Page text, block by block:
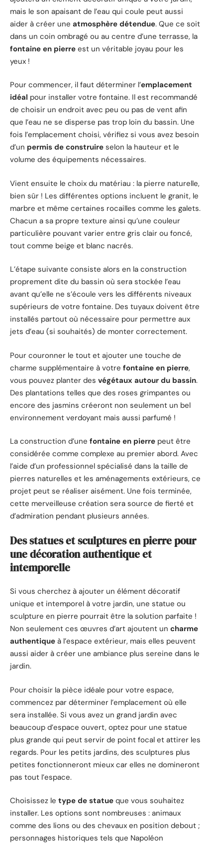
mais le son apaisant de l’eau qui coule peut aussi
aider à créer une atmosphère détendue. Que ce soit
dans un coin ombragé ou au centre d’une terrasse, la
fontaine en pierre est un véritable joyau pour les
yeux !
Pour commencer, il faut déterminer l’emplacement
idéal pour installer votre fontaine. Il est recommandé
de choisir un endroit avec peu ou pas de vent afin
que l’eau ne se disperse pas trop loin du bassin. Une
fois l’emplacement choisi, vérifiez si vous avez besoin
d’un permis de construire selon la hauteur et le
volume des équipements nécessaires.
Vient ensuite le choix du matériau : la pierre naturelle,
bien sûr ! Les différentes options incluent le granit, le
marbre et même certaines rocailles comme les galets.
Chacun a sa propre texture ainsi qu’une couleur
particulière pouvant varier entre gris clair ou foncé,
tout comme beige et blanc nacrés.
L’étape suivante consiste alors en la construction
proprement dite du bassin où sera stockée l’eau
avant qu’elle ne s’écoule vers les différents niveaux
supérieurs de votre fontaine. Des tuyaux doivent être
installés partout où nécessaire pour permettre aux
jets d’eau (si souhaités) de monter correctement.
Pour couronner le tout et ajouter une touche de
charme supplémentaire à votre fontaine en pierre,
vous pouvez planter des végétaux autour du bassin.
Des plantations telles que des roses grimpantes ou
encore des jasmins créeront non seulement un bel
environnement verdoyant mais aussi parfumé !
La construction d’une fontaine en pierre peut être
considérée comme complexe au premier abord. Avec
l’aide d’un professionnel spécialisé dans la taille de
pierres naturelles et les aménagements extérieurs, ce
projet peut se réaliser aisément. Une fois terminée,
cette merveilleuse création sera source de fierté et
d’admiration pendant plusieurs années.
Des statues et sculptures en pierre pour
une décoration authentique et
intemporelle
Si vous cherchez à ajouter un élément décoratif
unique et intemporel à votre jardin, une statue ou
sculpture en pierre pourrait être la solution parfaite !
Non seulement ces œuvres d’art ajoutent un charme
authentique à l’espace extérieur, mais elles peuvent
aussi aider à créer une ambiance plus sereine dans le
jardin.
Pour choisir la pièce idéale pour votre espace,
commencez par déterminer l’emplacement où elle
sera installée. Si vous avez un grand jardin avec
beaucoup d’espace ouvert, optez pour une statue
plus grande qui peut servir de point focal et attirer les
regards. Pour les petits jardins, des sculptures plus
petites fonctionneront mieux car elles ne domineront
pas tout l’espace.
Choisissez le type de statue que vous souhaitez
installer. Les options sont nombreuses : animaux
comme des lions ou des chevaux en position debout ;
personnages historiques tels que Napoléon